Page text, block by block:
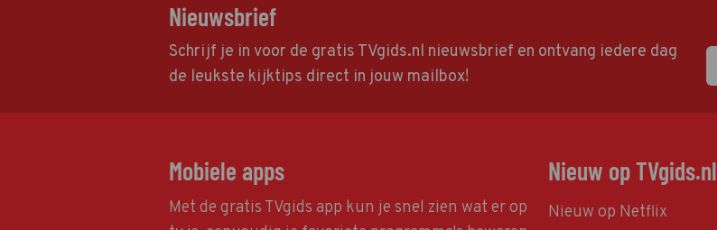
Nieuwsbrief
Schrijf je in voor de gratis TVgids.nl nieuwsbrief en ontvang iedere dag
de leukste kijktips direct in jouw mailbox!
Mobiele apps
Met de gratis TVgids app kun je snel zien wat er op
Nieuw op TVgids.nl
Nieuw op Netflix